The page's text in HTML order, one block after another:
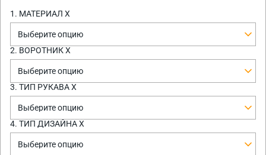
1. МАТЕРИАЛ Х
Выберите опцию
2. ВОРОТНИК Х
Выберите опцию
3. ТИП РУКАВА Х
Выберите опцию
4. ТИП ДИЗАЙНА Х
Выберите опцию